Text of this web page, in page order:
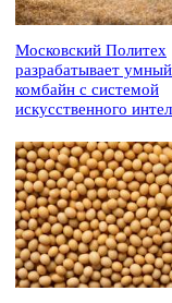
Московский Политех
разрабатывает умный
комбайн с системой
искусственного